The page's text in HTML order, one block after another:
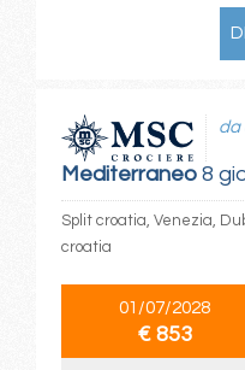
Mediterraneo8
da
Split croatia, Venezia,
croatia
01/07/2028
€ 853